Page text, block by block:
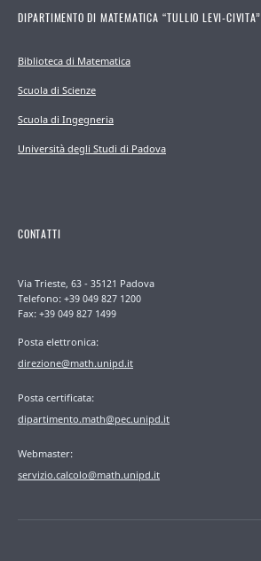
DIPARTIMENTO DI MATEMATICA “TULLIO LEVI-CIVITA”
Biblioteca di Matematica
Scuola di Scienze
Scuola di Ingegneria
Università degli Studi di Padova
CONTATTI
Via Trieste, 63 - 35121 Padova
Telefono: +39 049 827 1200
Fax: +39 049 827 1499
Posta elettronica:
direzione@math.unipd.it
Posta certificata:
dipartimento.math@pec.unipd.it
Webmaster:
servizio.calcolo@math.unipd.it